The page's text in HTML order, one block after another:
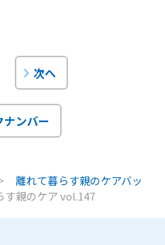
次へ
ナンバー
離れて暮らす親のケアバッ
す親のケア vol.147